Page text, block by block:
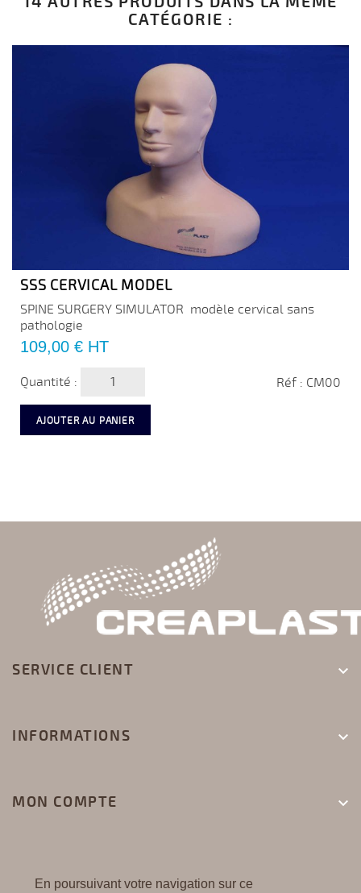
CATÉGORIE :
SSS CERVICAL MODEL
SPINE SURGERY SIMULATOR modèle cervical sans
pathologie
Prix
109,00 € HT
Quantité : Réf : CM00
AJOUTER AU PANIER
SERVICE CLIENT 
INFORMATIONS 
MON COMPTE 
En poursuivant votre navigation sur ce